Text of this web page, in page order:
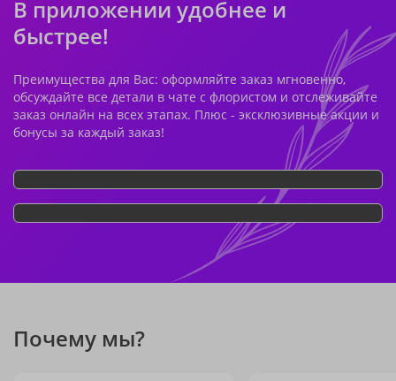
В приложении удобнее и
быстрее!
Преимущества для Вас: оформляйте заказ мгновенно,
обсуждайте все детали в чате с флористом и отслеживайте
заказ онлайн на всех этапах. Плюс - эксклюзивные акции и
бонусы за каждый заказ!
Почему мы?